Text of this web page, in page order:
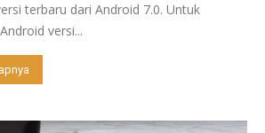
terbaru dari Android 7.0. Untuk
versi...